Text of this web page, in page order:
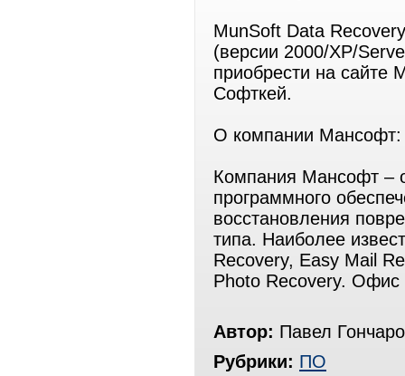
MunSoft Data
(версии 2000/XP/
приобрести на сайте
Софткей.
О компании Мансофт:
Компания Мансофт –
программного
восстановления
типа. Наиболее
Recovery, Easy Mail
Photo Recovery. Офис
Автор: Павел
Рубрики: ПО